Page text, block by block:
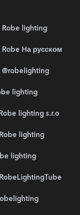
Robe lighting
Hа русском
@robelighting
lighting
lighting s.r.o
lighting
lighting